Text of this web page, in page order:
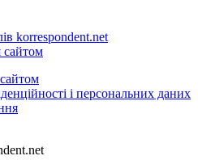
korrespondent.net
сайтом
і персональних даних